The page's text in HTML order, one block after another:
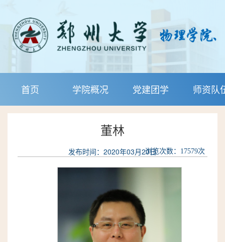
首页 学院概况 党建团学 师资队
董林
发布时间：2020年03月20日浏览次数： 17579次